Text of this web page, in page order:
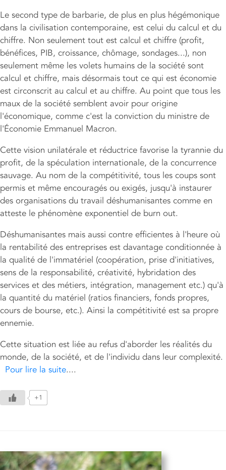
Le second type de barbarie, de plus en plus hégémonique
dans la civilisation contemporaine, est celui du calcul et du
chiffre. Non seulement tout est calcul et chiffre (profit,
bénéfices, PIB, croissance, chômage, sondages...), non
seulement même les volets humains de la société sont
calcul et chiffre, mais désormais tout ce qui est économie
est circonscrit au calcul et au chiffre. Au point que tous les
maux de la société semblent avoir pour origine
l'économique, comme c'est la conviction du ministre de
l'Économie Emmanuel Macron.
Cette vision unilatérale et réductrice favorise la tyrannie du
profit, de la spéculation internationale, de la concurrence
sauvage. Au nom de la compétitivité, tous les coups sont
permis et même encouragés ou exigés, jusqu'à instaurer
des organisations du travail déshumanisantes comme en
atteste le phénomène exponentiel de burn out.
Déshumanisantes mais aussi contre efficientes à l'heure où
la rentabilité des entreprises est davantage conditionnée à
la qualité de l'immatériel (coopération, prise d'initiatives,
sens de la responsabilité, créativité, hybridation des
services et des métiers, intégration, management etc.) qu'à
la quantité du matériel (ratios financiers, fonds propres,
cours de bourse, etc.). Ainsi la compétitivité est sa propre
ennemie.
Cette situation est liée au refus d'aborder les réalités du
monde, de la société, et de l'individu dans leur complexité.
Pour lire la suite....
+1